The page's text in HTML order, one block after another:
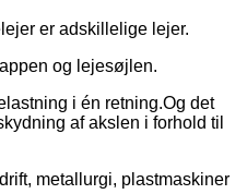
er adskillelige lejer.
og lejesøjlen.
i én retning.Og det
af akslen i forhold til
metallurgi, plastmaskiner